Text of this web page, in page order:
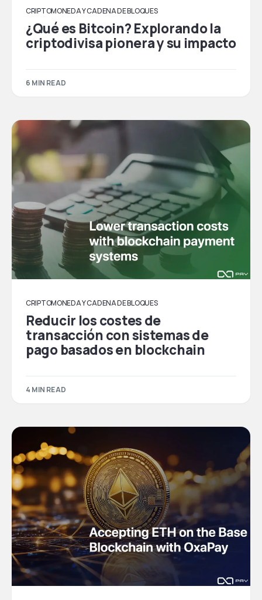
CRIPTOMONEDA Y CADENA DE BLOQUES
¿Qué es Bitcoin? Explorando la
criptodivisa pionera y su impacto
6 MIN READ
CRIPTOMONEDA Y CADENA DE BLOQUES
Reducir los costes de
transacción con sistemas de
pago basados en blockchain
4 MIN READ